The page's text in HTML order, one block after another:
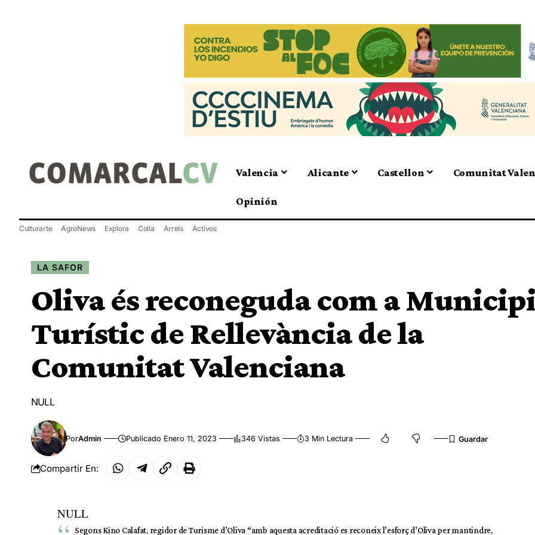
Valencia Alicante Castellon Comunitat
Opinión
Culturarte AgroNews Explora Colla Arrels Activos
LA SAFOR
Oliva és reconeguda com a
Turístic de Rellevància de la
Comunitat Valenciana
NULL
PorAdmin Publicado Enero 11, 2023 346 Vistas 3 Min Lectura
Compartir En:
NULL
Segons Kino Calafat, regidor de Turisme d’Oliva “amb aquesta acreditació es reconeix l’esforç d’Oliva per mantindre,